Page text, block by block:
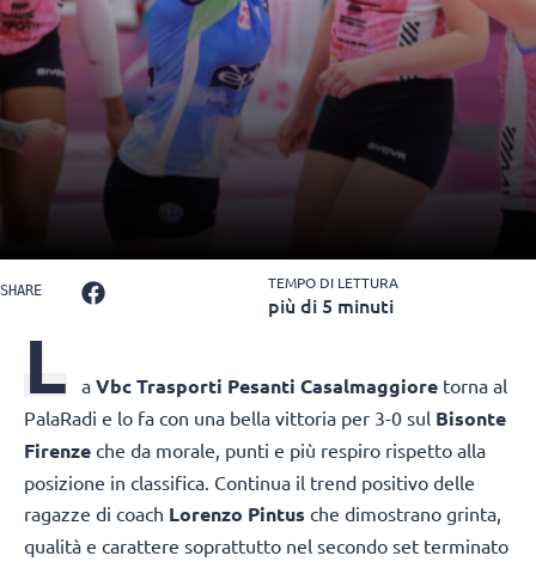
SHARE TEMPO DI LETTURA
più di 5 minuti
L a Vbc Trasporti Pesanti Casalmaggiore torna al
PalaRadi e lo fa con una bella vittoria per 3-0 sul Bisonte
Firenze che da morale, punti e più respiro rispetto alla
posizione in classifica. Continua il trend positivo delle
ragazze di coach Lorenzo Pintus che dimostrano grinta,
qualità e carattere soprattutto nel secondo set terminato